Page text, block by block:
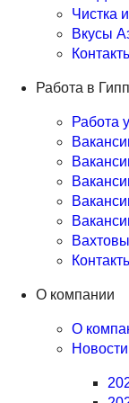
Чистка
Вкусы
Работа в
Работа
О компании
О
Новости